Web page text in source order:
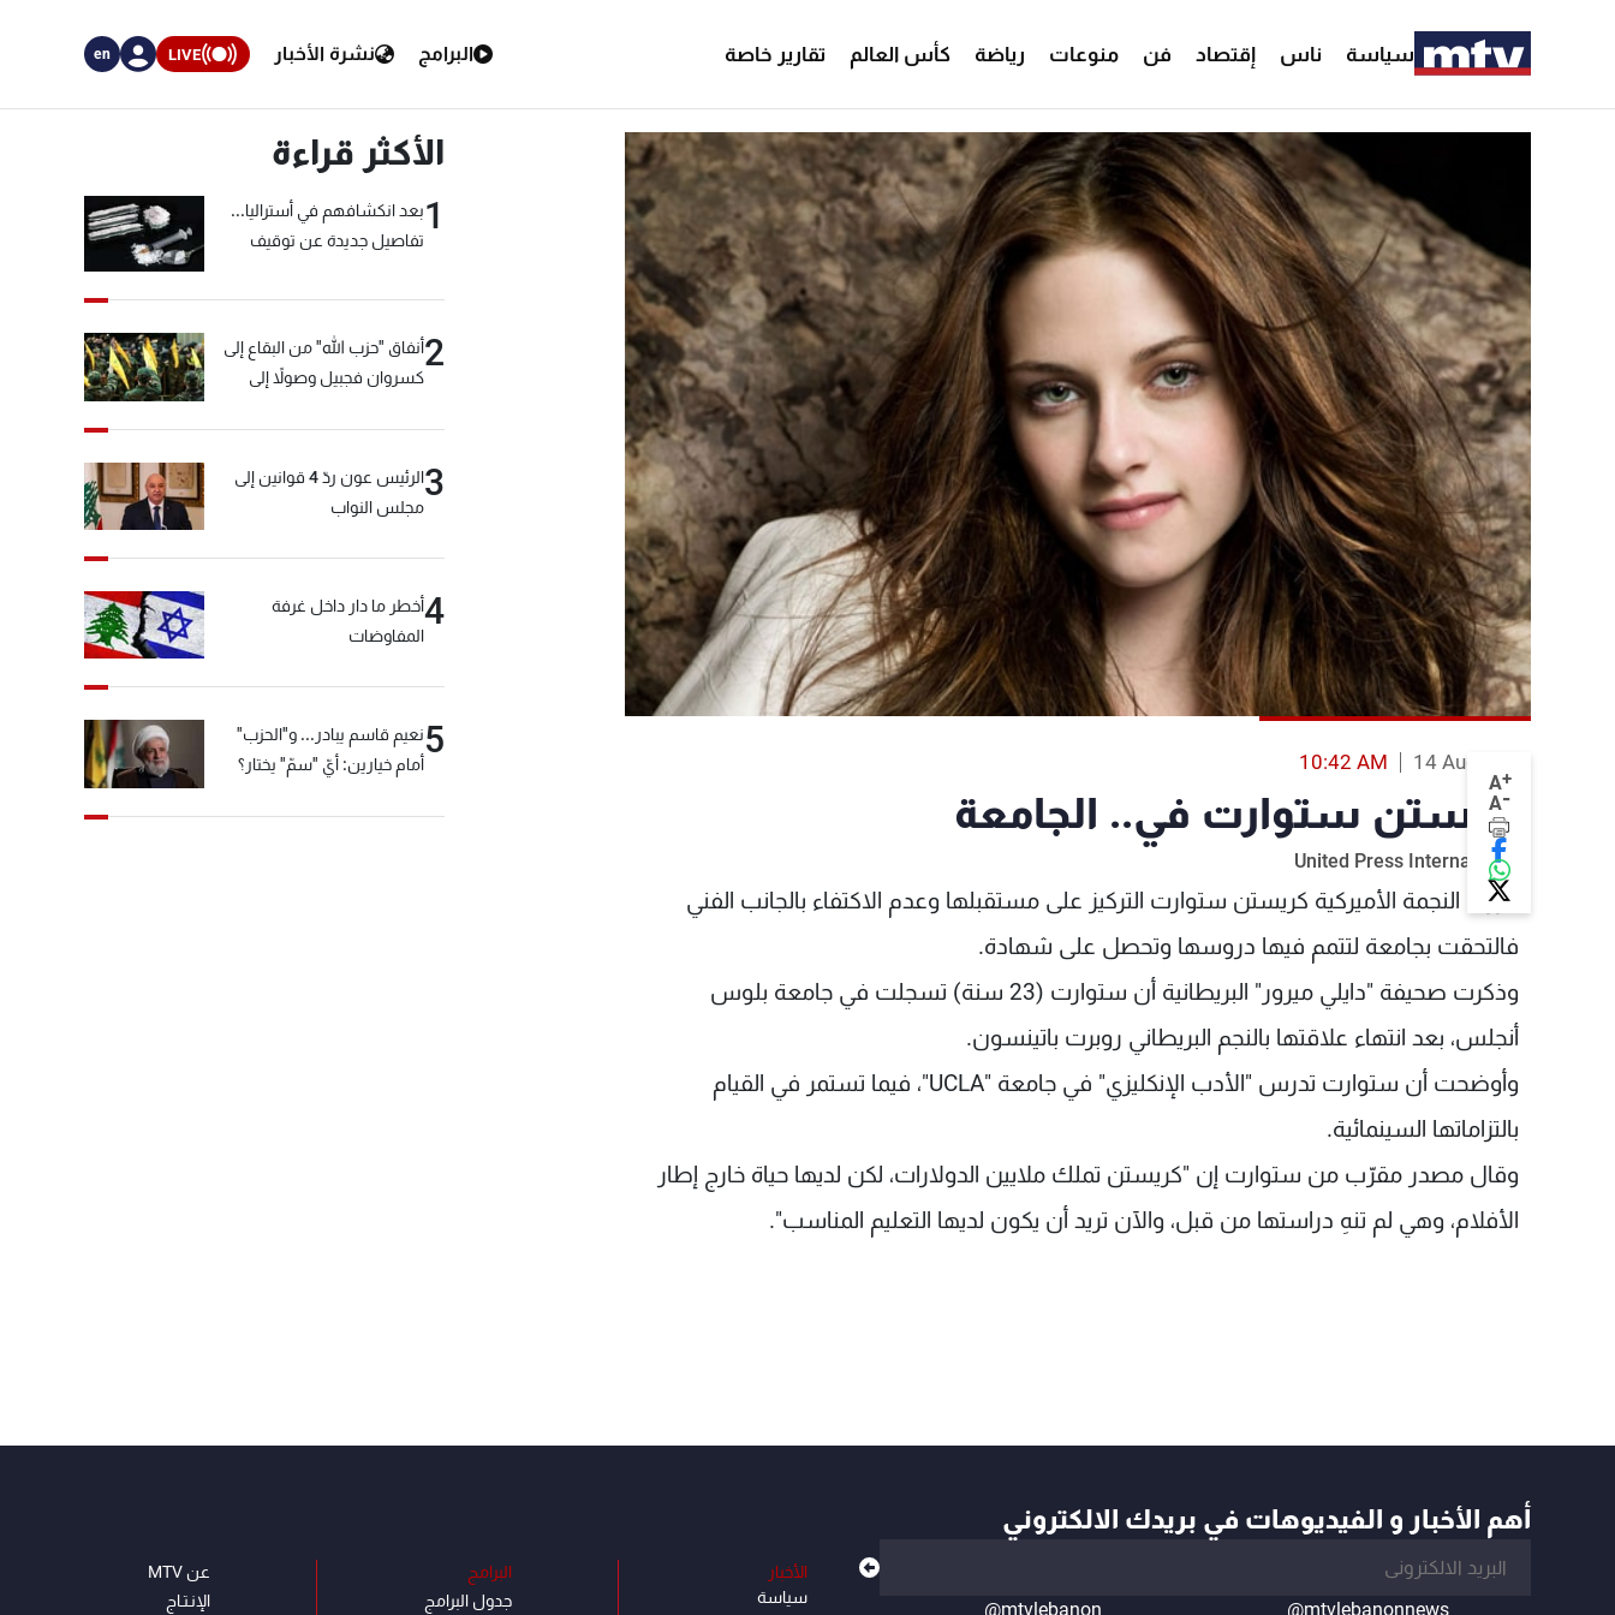
سياسة ناس إقتصاد فن منوعات رياضة كأس العالم تقارير خاصة البرامج نشرة الأخبار LIVE
en
A+
A-
14 Aug 2013
10:42 AM
كريستن ستوارت في.. الجامعة
United Press International
قرّرت النجمة الأميركية كريستن ستوارت التركيز على مستقبلها وعدم الاكتفاء بالجانب الفني
فالتحقت بجامعة لتتمم فيها دروسها وتحصل على شهادة.
وذكرت صحيفة "دايلي ميرور" البريطانية أن ستوارت (23 سنة) تسجلت في جامعة بلوس
أنجلس، بعد انتهاء علاقتها بالنجم البريطاني روبرت باتينسون.
وأوضحت أن ستوارت تدرس "الأدب الإنكليزي" في جامعة "UCLA"، فيما تستمر في القيام
بالتزاماتها السينمائية.
وقال مصدر مقرّب من ستوارت إن "كريستن تملك ملايين الدولارات، لكن لديها حياة خارج إطار
الأفلام، وهي لم تنهِ دراستها من قبل، والآن تريد أن يكون لديها التعليم المناسب".
الأكثر قراءة
1بعد انكشافهم في أستراليا...
تفاصيل جديدة عن توقيف
2أنفاق "حزب الله" من البقاع إلى
كسروان فجبيل وصولاً إلى
3
الرئيس عون ردّ 4 قوانين إلى
مجلس النواب
4أخطر ما دار داخل غرفة
المفاوضات
5نعيم قاسم يبادر... و"الحزب"
أمام خيارين: أيّ "سمّ" يختار؟
أهم الأخبار و الفيديوهات في بريدك الالكتروني
@mtvlebanonnews
@mtvlebanon
الأخبار
سياسة
البرامج
جدول البرامج
عن MTV
الإنـتـاج